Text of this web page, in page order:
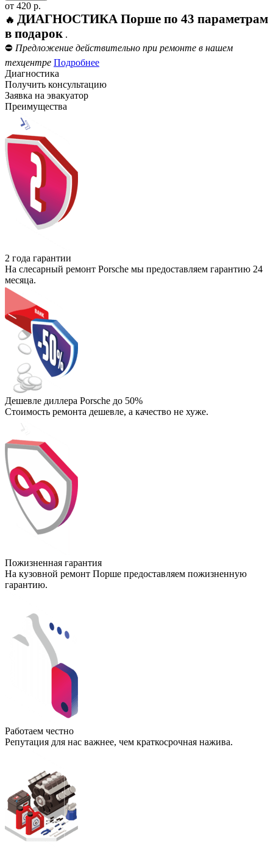
от 420 р.
🔥 ДИАГНОСТИКА Порше по 43 параметрам
в подарок .
⛔ Предложение действительно при ремонте в нашем
техцентре Подробнее
Диагностика
Получить консультацию
Заявка на эвакуатор
Преимущества
2 года гарантии
На слесарный ремонт Porsche мы предоставляем гарантию 24
месяца.
Дешевле диллера Porsche до 50%
Стоимость ремонта дешевле, а качество не хуже.
Пожизненная гарантия
На кузовной ремонт Порше предоставляем пожизненную
гарантию.
Работаем честно
Репутация для нас важнее, чем краткосрочная нажива.